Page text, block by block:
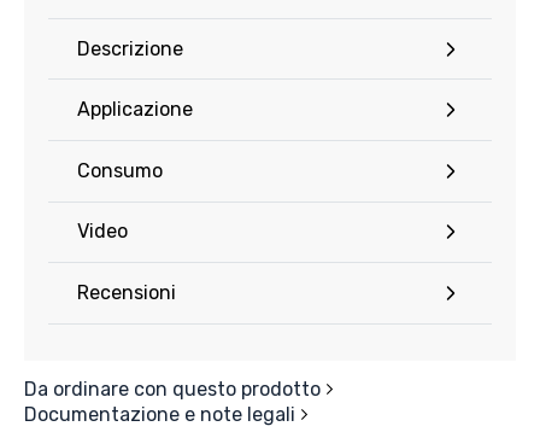
Descrizione
Applicazione
Consumo
Video
Recensioni
Da ordinare con questo prodotto
Documentazione e note legali